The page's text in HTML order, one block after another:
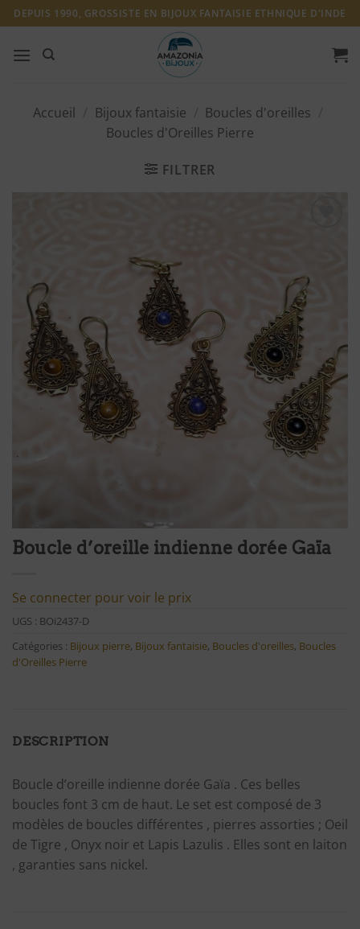
Passer
au
contenu
DEPUIS 1990, GROSSISTE EN BIJOUX FANTAISIE ETHNIQUE D'INDE
Accueil Bijoux fantaisie Boucles d'oreilles
Boucles d'Oreilles Pierre
FILTRER
d'envies
Boucle d’oreille indienne dorée Gaïa
Se connecter pour voir le prix
UGS : BOi2437-D
Catégories : Bijoux pierre, Bijoux fantaisie, Boucles d'oreilles, Boucles
d'Oreilles Pierre
DESCRIPTION
Boucle d’oreille indienne dorée Gaïa . Ces belles
boucles font 3 cm de haut. Le set est composé de 3
modèles de boucles différentes , pierres assorties ; Oeil
de Tigre , Onyx noir et Lapis Lazulis . Elles sont en laiton
, garanties sans nickel.